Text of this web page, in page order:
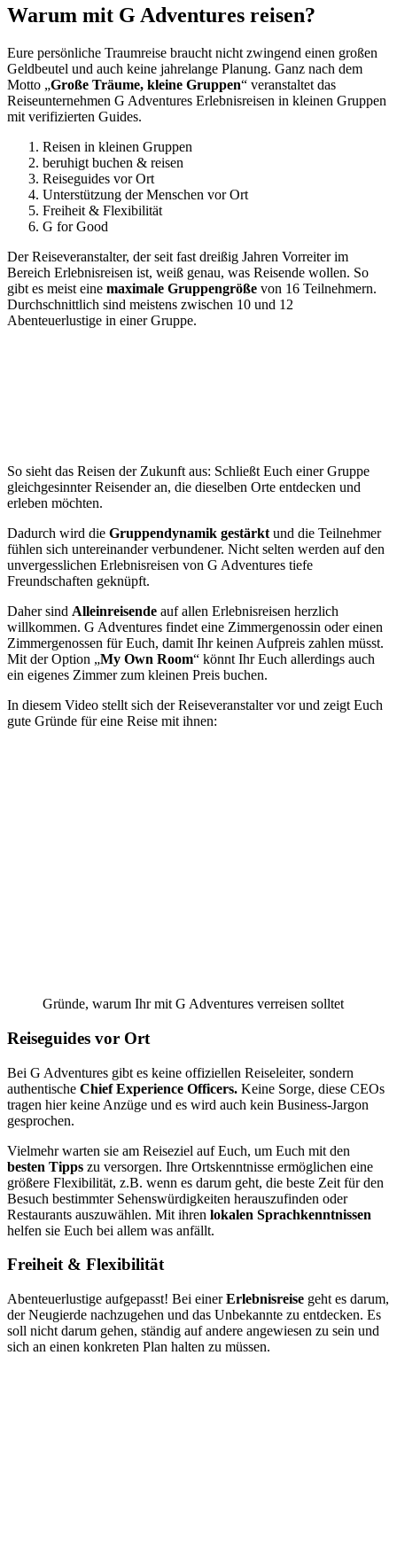
Warum mit G Adventures reisen?
Eure persönliche Traumreise braucht nicht zwingend einen großen
Geldbeutel und auch keine jahrelange Planung. Ganz nach dem
Motto „Große Träume, kleine Gruppen“ veranstaltet das
Reiseunternehmen G Adventures Erlebnisreisen in kleinen Gruppen
mit verifizierten Guides.
Reisen in kleinen Gruppen
beruhigt buchen & reisen
Reiseguides vor Ort
Unterstützung der Menschen vor Ort
Freiheit & Flexibilität
G for Good
Der Reiseveranstalter, der seit fast dreißig Jahren Vorreiter im
Bereich Erlebnisreisen ist, weiß genau, was Reisende wollen. So
gibt es meist eine maximale Gruppengröße von 16 Teilnehmern.
Durchschnittlich sind meistens zwischen 10 und 12
Abenteuerlustige in einer Gruppe.
So sieht das Reisen der Zukunft aus: Schließt Euch einer Gruppe
gleichgesinnter Reisender an, die dieselben Orte entdecken und
erleben möchten.
Dadurch wird die Gruppendynamik gestärkt und die Teilnehmer
fühlen sich untereinander verbundener. Nicht selten werden auf den
unvergesslichen Erlebnisreisen von G Adventures tiefe
Freundschaften geknüpft.
Daher sind Alleinreisende auf allen Erlebnisreisen herzlich
willkommen. G Adventures findet eine Zimmergenossin oder einen
Zimmergenossen für Euch, damit Ihr keinen Aufpreis zahlen müsst.
Mit der Option „My Own Room“ könnt Ihr Euch allerdings auch
ein eigenes Zimmer zum kleinen Preis buchen.
In diesem Video stellt sich der Reiseveranstalter vor und zeigt Euch
gute Gründe für eine Reise mit ihnen:
Gründe, warum Ihr mit G Adventures verreisen solltet
Reiseguides vor Ort
Bei G Adventures gibt es keine offiziellen Reiseleiter, sondern
authentische Chief Experience Officers. Keine Sorge, diese CEOs
tragen hier keine Anzüge und es wird auch kein Business-Jargon
gesprochen.
Vielmehr warten sie am Reiseziel auf Euch, um Euch mit den
besten Tipps zu versorgen. Ihre Ortskenntnisse ermöglichen eine
größere Flexibilität, z.B. wenn es darum geht, die beste Zeit für den
Besuch bestimmter Sehenswürdigkeiten herauszufinden oder
Restaurants auszuwählen. Mit ihren lokalen Sprachkenntnissen
helfen sie Euch bei allem was anfällt.
Freiheit & Flexibilität
Abenteuerlustige aufgepasst! Bei einerErlebnisreise geht es darum,
der Neugierde nachzugehen und das Unbekannte zu entdecken. Es
soll nicht darum gehen, ständig auf andere angewiesen zu sein und
sich an einen konkreten Plan halten zu müssen.